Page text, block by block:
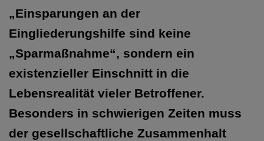
„Einsparungen an der
Eingliederungshilfe sind keine
„Sparmaßnahme“, sondern ein
existenzieller Einschnitt in die
Lebensrealität vieler Betroffener.
Besonders in schwierigen Zeiten muss
der gesellschaftliche Zusammenhalt